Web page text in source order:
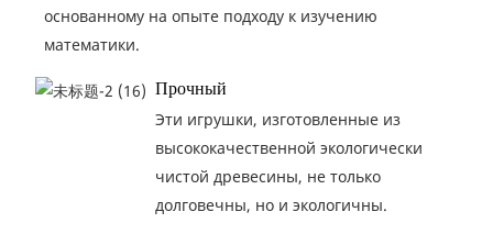
основанному на опыте подходу к изучению
математики.
Прочный
Эти игрушки, изготовленные из
высококачественной экологически
чистой древесины, не только
долговечны, но и экологичны.